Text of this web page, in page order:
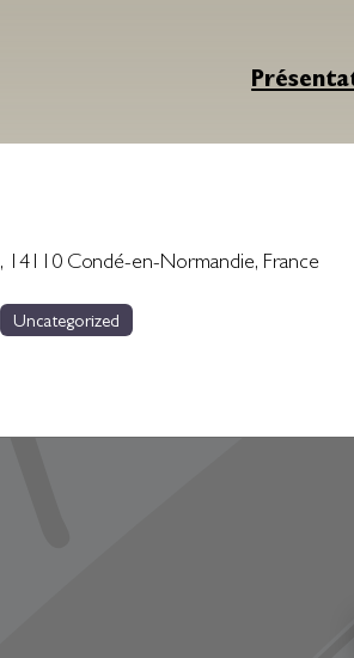
, 14110 Condé-en-Normandie, France
Uncategorized